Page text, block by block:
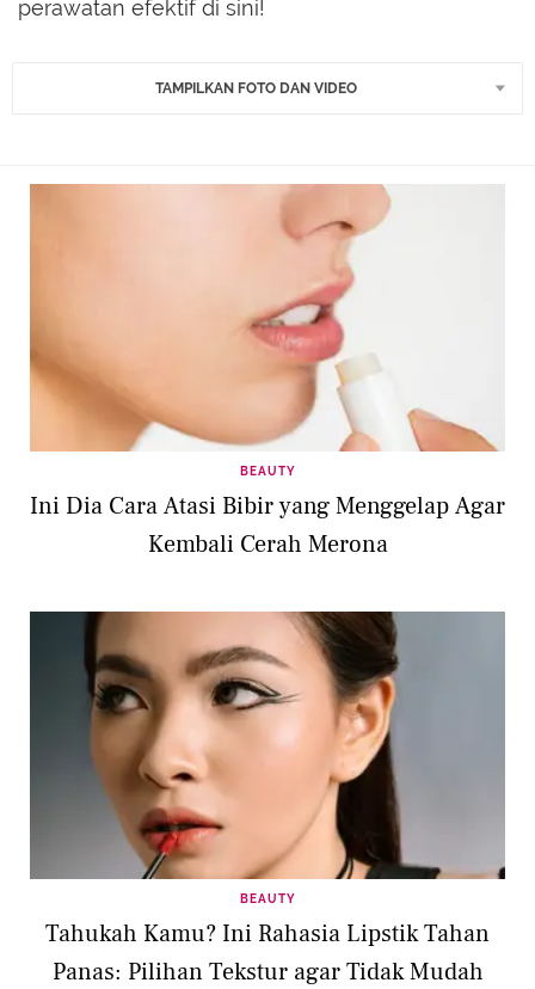
perawatan efektif di sini!
TAMPILKAN FOTO DAN VIDEO
BEAUTY
Ini Dia Cara Atasi Bibir yang Menggelap Agar
Kembali Cerah Merona
BEAUTY
Tahukah Kamu? Ini Rahasia Lipstik Tahan
Panas: Pilihan Tekstur agar Tidak Mudah